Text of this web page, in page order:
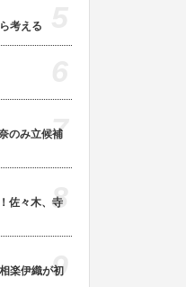
考える
のみ立候補
7
佐々木、寺
8
楽伊織が初
9